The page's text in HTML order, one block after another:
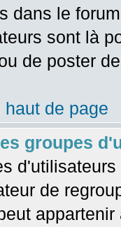
dans le
sont là
de poster
haut de page
groupes
de